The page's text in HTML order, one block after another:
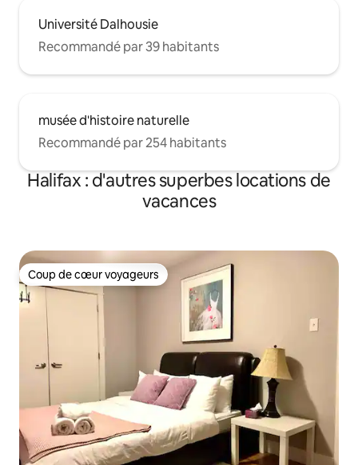
Université Dalhousie
Recommandé par 39 habitants
musée d'histoire naturelle
Recommandé par 254 habitants
Halifax : d'autres superbes locations de
vacances
Coup de cœur voyageurs
Coup de cœur voyageurs